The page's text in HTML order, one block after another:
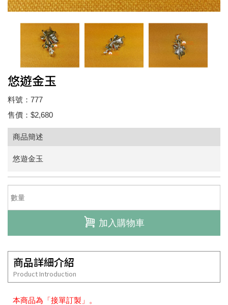
悠遊金玉
料號：777
售價：$2,680
商品簡述
悠遊金玉
加入購物車
商品詳細介紹
Product Introduction
本商品為「接單訂製」。